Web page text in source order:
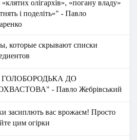
олігархів», «погану владу»
і поделіть»" - Павло
которые скрывают списки
ГОЛОБОРОДЬКА ДО
- Павло Жебрівський
засиплють вас врожаєм! Просто
цим огірки